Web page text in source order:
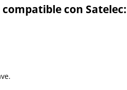
con Satelec: